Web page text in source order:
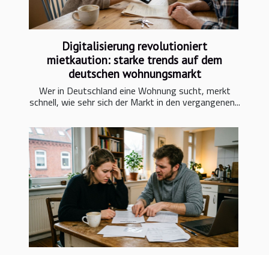
Digitalisierung revolutioniert
mietkaution: starke trends auf dem
deutschen wohnungsmarkt
Wer in Deutschland eine Wohnung sucht, merkt
schnell, wie sehr sich der Markt in den vergangenen...